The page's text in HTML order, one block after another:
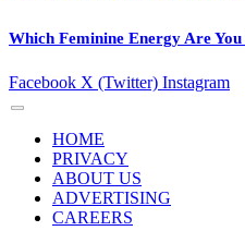
Which Feminine Energy Are
Facebook X (Twitter) Instagram
HOME
PRIVACY
ABOUT US
ADVERTISING
CAREERS